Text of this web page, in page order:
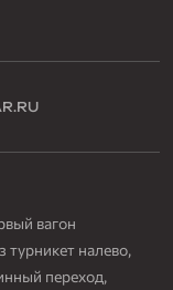
вагон
турникет налево,
переход,